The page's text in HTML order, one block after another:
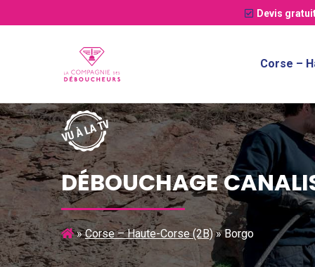
Devis
Corse –
DÉBOUCHAGE
»Corse – Haute-Corse (2B)»Borgo